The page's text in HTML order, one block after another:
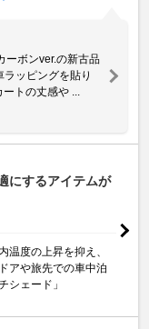
ーボンver.の新古品
ッピングを貼り
トの丈感や ...
にするアイテムが
温度の上昇を抑え、
アや旅先での車中泊
シェード」